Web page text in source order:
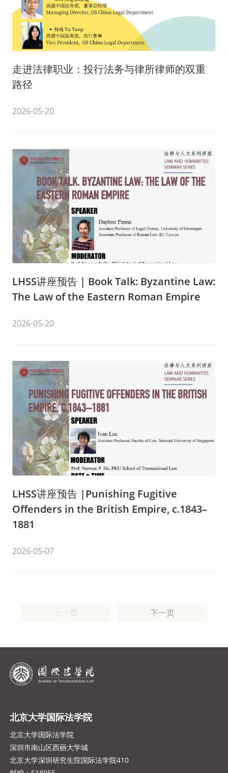
走进法律职业：投行法务与律所律师的双重
路径
2026-05-20
LHSS讲座预告 | Book Talk: Byzantine Law:
The Law of the Eastern Roman Empire
2026-05-20
LHSS讲座预告 |Punishing Fugitive
Offenders in the British Empire, c.1843–
1881
2026-05-07
上一页 下一页
北京大学国际法学院
北京大学国际法学院
深圳市南山区西丽大学城
北京大学深圳研究生院国际法学院410